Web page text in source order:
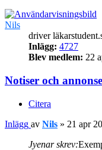
Nils
driver
Inlägg: 4727
Blev medlem: 22
Notiser och
Citera
Inlägg av Nils » 21 apr
Jyenar skrev: